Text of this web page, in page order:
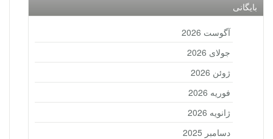
بایگانی
آگوست 2026
جولای 2026
ژوئن 2026
فوریه 2026
ژانویه 2026
دسامبر 2025